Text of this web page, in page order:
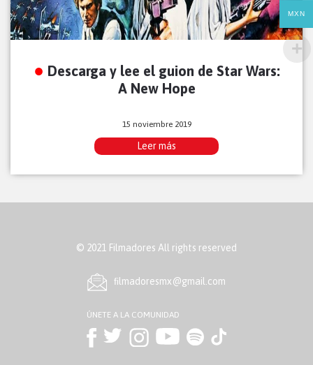
Descarga y lee el guion de Star Wars:
A New Hope
15 noviembre 2019
Leer más
© 2021 Filmadores All rights reserved
ﬁlmadoresmx@gmail.com
ÚNETE A LA COMUNIDAD
MXN